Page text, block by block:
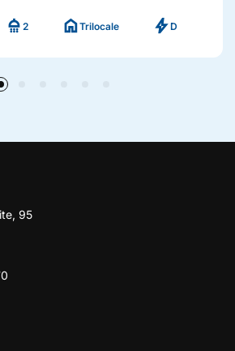
shower 2 homeTrilocale boltD
95